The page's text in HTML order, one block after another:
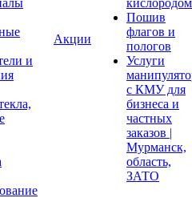
и
Акции
кислородом
Пошив
флагов и
пологов
Услуги
с КМУ для
бизнеса и
частных
заказов |
Мурманск,
область,
ЗАТО